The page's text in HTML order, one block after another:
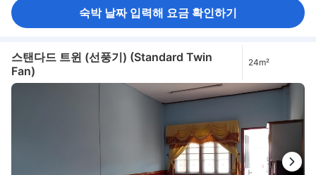
숙박 날짜 입력해 요금 확인하기
스탠다드 트윈 (선풍기) (Standard Twin
Fan)
24m²